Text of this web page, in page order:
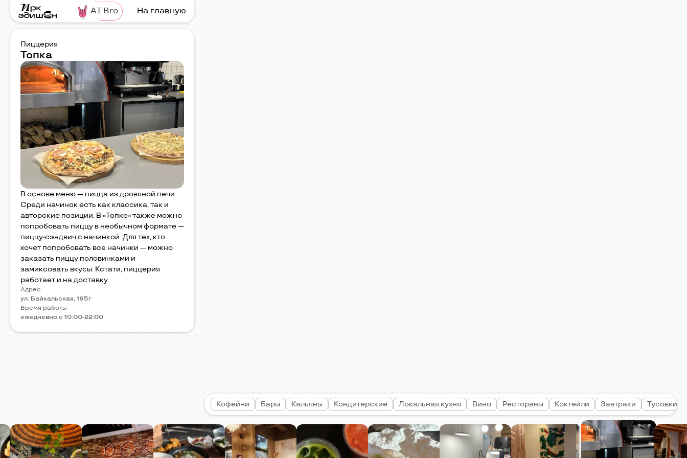
AI Bro На главную
Кофейни Бары Кальяны Кондитерские Локальная кухня Вино Рестораны Коктейли Завтраки Тусовки
Пиццерия
Топка
В основе меню — пицца из дровяной печи.
Среди начинок есть как классика, так и
авторские позиции. В «Топке» также можно
попробовать пиццу в необычном формате —
пиццу-сэндвич с начинкой. Для тех, кто
хочет попробовать все начинки — можно
заказать пиццу половинками и
замиксовать вкусы. Кстати, пиццерия
работает и на доставку.
Адрес
ул. Байкальская, 165г
Время работы
ежедневно с 10:00-22:00